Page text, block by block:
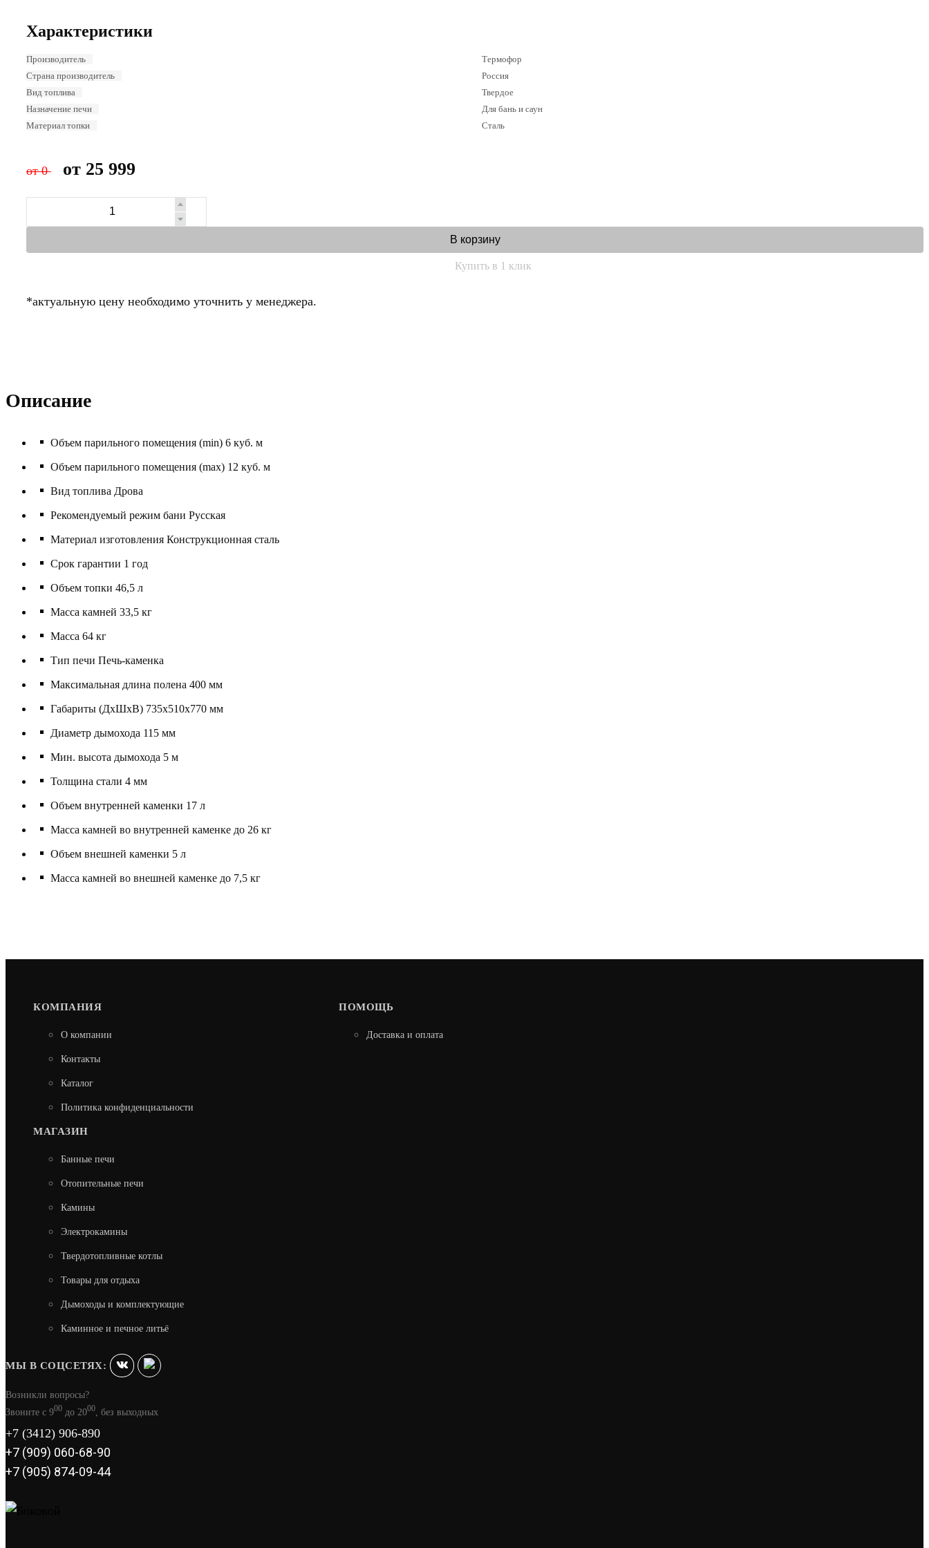
Характеристики
Производитель
Термофор
Страна производитель
Россия
Вид топлива
Твердое
Назначение печи
Для бань и саун
Материал топки
Сталь
от0 от 25 999
В корзину
Купить в 1 клик
*актуальную цену необходимо уточнить у менеджера.
Описание
Объем парильного помещения (min) 6 куб. м
Объем парильного помещения (max) 12 куб. м
Вид топлива Дрова
Рекомендуемый режим бани Русская
Материал изготовления Конструкционная сталь
Срок гарантии 1 год
Объем топки 46,5 л
Масса камней 33,5 кг
Масса 64 кг
Тип печи Печь-каменка
Максимальная длина полена 400 мм
Габариты (ДхШхВ) 735х510х770 мм
Диаметр дымохода 115 мм
Мин. высота дымохода 5 м
Толщина стали 4 мм
Объем внутренней каменки 17 л
Масса камней во внутренней каменке до 26 кг
Объем внешней каменки 5 л
Масса камней во внешней каменке до 7,5 кг
КОМПАНИЯ
О компании
Контакты
Каталог
Политика конфиденциальности
ПОМОЩЬ
Доставка и оплата
МАГАЗИН
Банные печи
Отопительные печи
Камины
Электрокамины
Твердотопливные котлы
Товары для отдыха
Дымоходы и комплектующие
Каминное и печное литьё
МЫ В СОЦСЕТЯХ:
Возникли вопросы?
Звоните с 900 до 2000 , без выходных
+7 (3412) 906-890
+7 (909) 060-68-90
+7 (905) 874-09-44